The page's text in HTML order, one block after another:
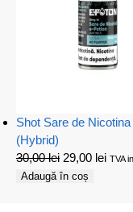
Shot Sare de
(Hybrid)
30,00lei 29,00 lei TVA
Adaugă în coș